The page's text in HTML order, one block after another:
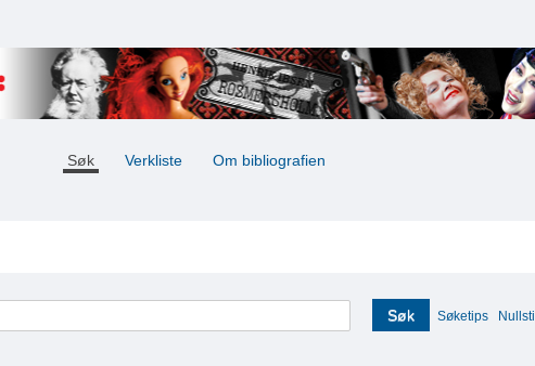
Søk Verkliste Om bibliografien
Søk Søketips Nullstill